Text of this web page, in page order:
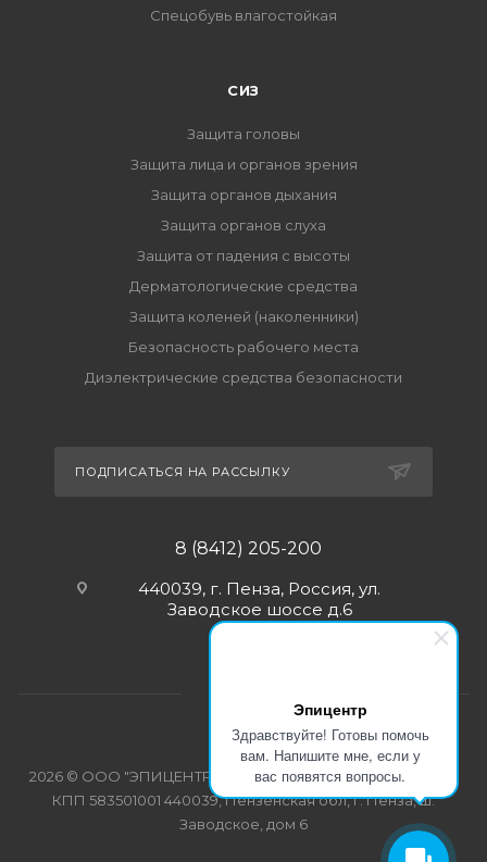
Эпицентр
Здравствуйте! Готовы помочь
вам. Напишите мне, если у
вас появятся вопросы.
Спецобувь влагостойкая
СИЗ
Защита головы
Защита лица и органов зрения
Защита органов дыхания
Защита органов слуха
Защита от падения с высоты
Дерматологические средства
Защита коленей (наколенники)
Безопасность рабочего места
Диэлектрические средства безопасности
ПОДПИСАТЬСЯ НА РАССЫЛКУ
8 (8412) 205-200
440039, г. Пенза, Россия, ул.
Заводское шоссе д.6
2026 © ООО "ЭПИЦЕНТР-СПЕЦОДЕЖДА" ИНН 5835103358
КПП 583501001 440039, Пензенская обл, г. Пенза, ш.
Заводское, дом 6